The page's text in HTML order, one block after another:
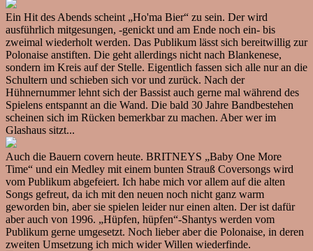
Ein Hit des Abends scheint „Ho'ma Bier“ zu sein. Der wird
ausführlich mitgesungen, -genickt und am Ende noch ein- bis
zweimal wiederholt werden. Das Publikum lässt sich bereitwillig zur
Polonaise anstiften. Die geht allerdings nicht nach Blankenese,
sondern im Kreis auf der Stelle. Eigentlich fassen sich alle nur an die
Schultern und schieben sich vor und zurück. Nach der
Hühnernummer lehnt sich der Bassist auch gerne mal während des
Spielens entspannt an die Wand. Die bald 30 Jahre Bandbestehen
scheinen sich im Rücken bemerkbar zu machen. Aber wer im
Glashaus sitzt...
Auch die Bauern covern heute. BRITNEYS „Baby One More
Time“ und ein Medley mit einem bunten Strauß Coversongs wird
vom Publikum abgefeiert. Ich habe mich vor allem auf die alten
Songs gefreut, da ich mit den neuen noch nicht ganz warm
geworden bin, aber sie spielen leider nur einen alten. Der ist dafür
aber auch von 1996. „Hüpfen, hüpfen“-Shantys werden vom
Publikum gerne umgesetzt. Noch lieber aber die Polonaise, in deren
zweiten Umsetzung ich mich wider Willen wiederfinde.